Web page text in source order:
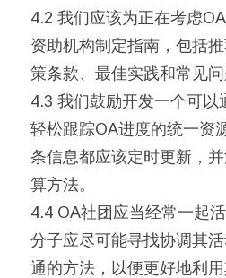
4.2 我们应该为正在考虑
资助机构制定指南，包括
策条款、最佳实践和常见问
4.3 我们鼓励开发一个可以
轻松跟踪OA进度的统一资
条信息都应该定时更新，
算方法。
4.4 OA社团应当经常一起
分子应尽可能寻找协调其
通的方法，以便更好地利